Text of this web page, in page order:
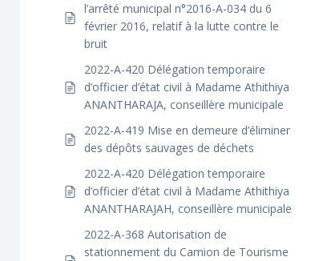
l’arrêté municipal n°2016-A-034 du 6
février 2016, relatif à la lutte contre le
bruit
2022-A-420 Délégation temporaire
d’officier d’état civil à Madame Athithiya
ANANTHARAJA, conseillère municipale
2022-A-419 Mise en demeure d’éliminer
des dépôts sauvages de déchets
2022-A-420 Délégation temporaire
d’officier d’état civil à Madame Athithiya
ANANTHARAJAH, conseillère municipale
2022-A-368 Autorisation de
stationnement du Camion de Tourisme